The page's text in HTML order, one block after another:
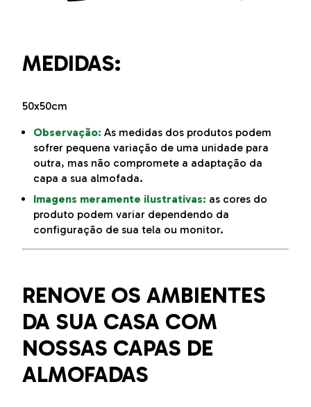
MEDIDAS:
50x50cm
Observação: As medidas dos produtos podem
sofrer pequena variação de uma unidade para
outra, mas não compromete a adaptação da
capa a sua almofada.
Imagens meramente ilustrativas: as cores do
produto podem variar dependendo da
configuração de sua tela ou monitor.
RENOVE OS AMBIENTES
DA SUA CASA COM
NOSSAS CAPAS DE
ALMOFADAS